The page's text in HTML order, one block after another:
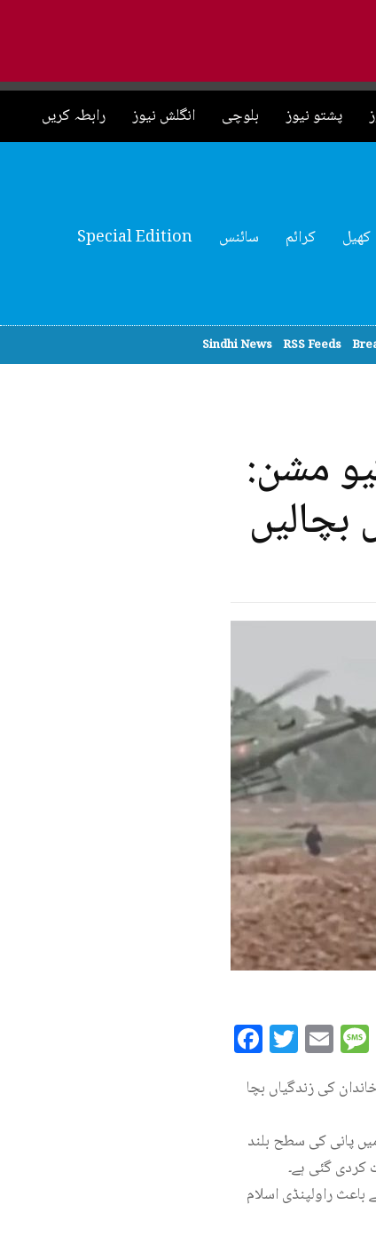
رابطہ کریں انگلش نیوز بلوچی پشتو نیوز
Special Edition سائنس کرائم کھیل
Sindhi News RSS Feeds
مشن:
کی زندگیاں بچا
پانی کی سطح بلند
کردی گئی ہے۔
جا چکی جس کے باعث راولپنڈی اسلام